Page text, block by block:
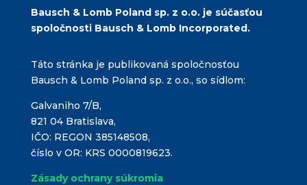
Bausch & Lomb Poland sp. z o.o. je súčasťou
spoločnosti Bausch & Lomb Incorporated.
Táto stránka je publikovaná spoločnosťou
Bausch & Lomb Poland sp. z o.o., so sídlom:
Galvaniho 7/B,
821 04 Bratislava,
IČO: REGON 385148508,
číslo v OR: KRS 0000819623.
Zásady ochrany súkromia